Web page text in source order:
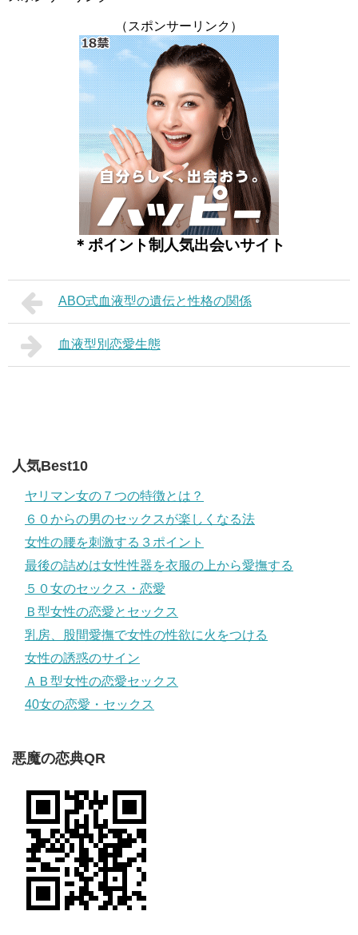
（スポンサーリンク）
＊ポイント制人気出会いサイト
ABO式血液型の遺伝と性格の関係
血液型別恋愛生態
人気Best10
ヤリマン女の７つの特徴とは？
６０からの男のセックスが楽しくなる法
女性の腰を刺激する３ポイント
最後の詰めは女性性器を衣服の上から愛撫する
５０女のセックス・恋愛
Ｂ型女性の恋愛とセックス
乳房、股間愛撫で女性の性欲に火をつける
女性の誘惑のサイン
ＡＢ型女性の恋愛セックス
40女の恋愛・セックス
悪魔の恋典QR